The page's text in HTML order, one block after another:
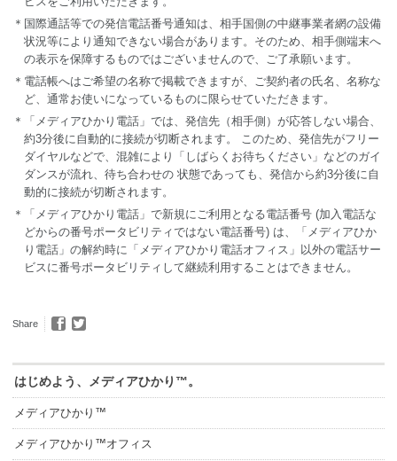
＊国際通話等での発信電話番号通知は、相手国側の中継事業者網の設備
状況等により通知できない場合があります。そのため、相手側端末へ
の表示を保障するものではございませんので、ご了承願います。
＊電話帳へはご希望の名称で掲載できますが、ご契約者の氏名、名称な
ど、通常お使いになっているものに限らせていただきます。
＊「メディアひかり電話」では、発信先（相手側）が応答しない場合、
約3分後に自動的に接続が切断されます。 このため、発信先がフリー
ダイヤルなどで、混雑により「しばらくお待ちください」などのガイ
ダンスが流れ、待ち合わせの 状態であっても、発信から約3分後に自
動的に接続が切断されます。
＊「メディアひかり電話」で新規にご利用となる電話番号 (加入電話な
どからの番号ポータビリティではない電話番号) は、「メディアひか
り電話」の解約時に「メディアひかり電話オフィス」以外の電話サー
ビスに番号ポータビリティして継続利用することはできません。
Share
はじめよう、メディアひかり™。
メディアひかり™
メディアひかり™オフィス